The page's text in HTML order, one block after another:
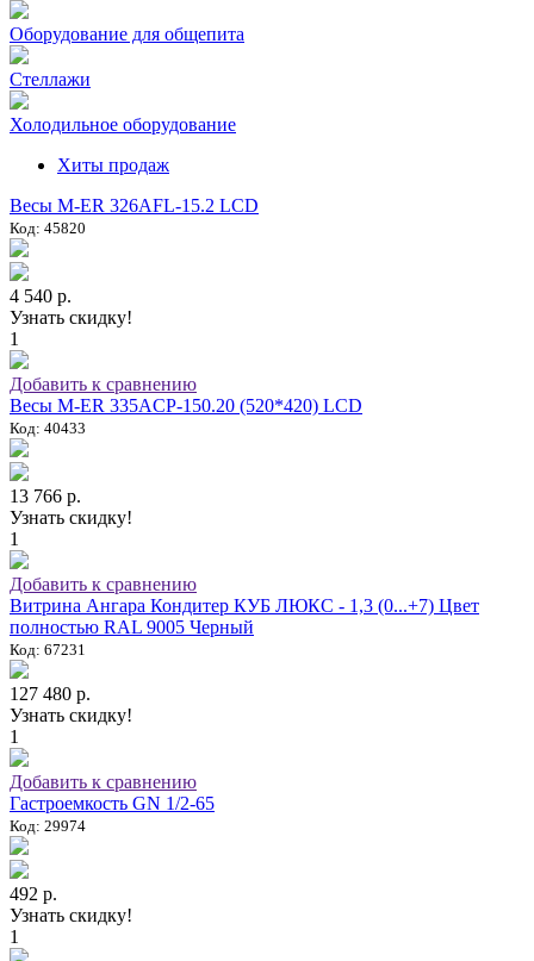
Оборудование для общепита
Стеллажи
Холодильное оборудование
Хиты продаж
Весы M-ER 326AFL-15.2 LCD
Код: 45820
4 540 р.
Узнать скидку!
1
Добавить к сравнению
Весы M-ER 335ACP-150.20 (520*420) LCD
Код: 40433
13 766 р.
Узнать скидку!
1
Добавить к сравнению
Витрина Ангара Кондитер КУБ ЛЮКС - 1,3 (0...+7) Цвет
полностью RAL 9005 Черный
Код: 67231
127 480 р.
Узнать скидку!
1
Добавить к сравнению
Гастроемкость GN 1/2-65
Код: 29974
492 р.
Узнать скидку!
1